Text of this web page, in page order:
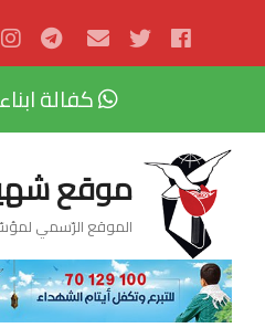
كفالة
موقع
الموقع الرّسمي